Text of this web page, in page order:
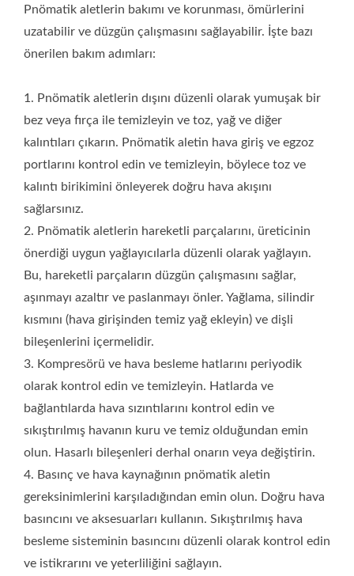
bileşenlerini içermelidir. 3. Kompresörü ve hava besleme
hatlarını periyodik olarak kontrol edin ve temizleyin. Hatlarda
ve bağlantılarda hava sızıntılarını kontrol edin ve sıkıştırılmış
havanın kuru ve temiz olduğundan emin olun. Hasarlı
kaynağının pnömatik aletin gereksinimlerini karşıladığından
emin olun. Doğru hava basıncını ve aksesuarları kullanın.
Sıkıştırılmış hava besleme sisteminin basıncını düzenli olarak
kontrol edin ve istikrarını ve yeterliliğini sağlayın. 5. Pnömatik
aletlerin aşırı kullanımından kaçının ve önerilen kullanım
süresi ve sıklık kılavuzlarına uyun. 6. Düzenli bakım ve kontrol,
pnömatik aletlerin iyi çalışma koşullarında tutulması için çok
önemlidir. Bakım görevleriyle ilgili bilginiz yoksa, uygun bakım
ve onarımların sağlanması için bir profesyonel teknisyenden
yardım almanız önerilir. 7. Pnömatik aletlerin kullanım
sıklığına ve operasyonel gereksinimlerine bağlı olarak,
bıçaklar, dişliler, çekiç blokları ve pistonlar gibi aşınmış
parçaları düzenli olarak kontrol edin ve değiştirin. Bu
parçalardan herhangi biri aşınmış veya hasar görmüşse,
aletin performansı ve güvenliği için derhal değiştirin. 8. Eğer
pnömatik aletlerde anormal gürültü, titreşim veya performans
düşüklüğü fark ederseniz, derhal kontrol edin veya onarın.
Daha fazla hasar veya kaza önlemek için hasarlı aletleri
kullanmaktan kaçının. 9. Pnömatik aletleri kullanılmadığında
düzgün bir şekilde saklayın. Onları kuru tutun ve aşırı nemli
veya aşırı sıcaklıkların olduğu ortamlardan koruyun. Aletleri
çocuklardan ve diğerlerinden uzak, güvenli bir yerde saklayın.
Bu bakım yönergelerine ve üreticinin tavsiyelerine uyarak,
pnömatik aletlerinizin iyi durumda çalışmasını, uzun ömürlü
performans sağlamasını ve hasar ve kaza riskini azaltmasını
Pnömatik aletlerin bakımı ve korunması, ömürlerini
uzatabilir ve düzgün çalışmasını sağlayabilir. İşte bazı
önerilen bakım adımları:
1. Pnömatik aletlerin dışını düzenli olarak yumuşak bir
bez veya fırça ile temizleyin ve toz, yağ ve diğer
kalıntıları çıkarın. Pnömatik aletin hava giriş ve egzoz
portlarını kontrol edin ve temizleyin, böylece toz ve
kalıntı birikimini önleyerek doğru hava akışını
sağlarsınız.
2. Pnömatik aletlerin hareketli parçalarını, üreticinin
önerdiği uygun yağlayıcılarla düzenli olarak yağlayın.
Bu, hareketli parçaların düzgün çalışmasını sağlar,
aşınmayı azaltır ve paslanmayı önler. Yağlama, silindir
kısmını (hava girişinden temiz yağ ekleyin) ve dişli
bileşenlerini içermelidir.
3. Kompresörü ve hava besleme hatlarını periyodik
olarak kontrol edin ve temizleyin. Hatlarda ve
bağlantılarda hava sızıntılarını kontrol edin ve
sıkıştırılmış havanın kuru ve temiz olduğundan emin
olun. Hasarlı bileşenleri derhal onarın veya değiştirin.
4. Basınç ve hava kaynağının pnömatik aletin
gereksinimlerini karşıladığından emin olun. Doğru hava
basıncını ve aksesuarları kullanın. Sıkıştırılmış hava
besleme sisteminin basıncını düzenli olarak kontrol edin
ve istikrarını ve yeterliliğini sağlayın.